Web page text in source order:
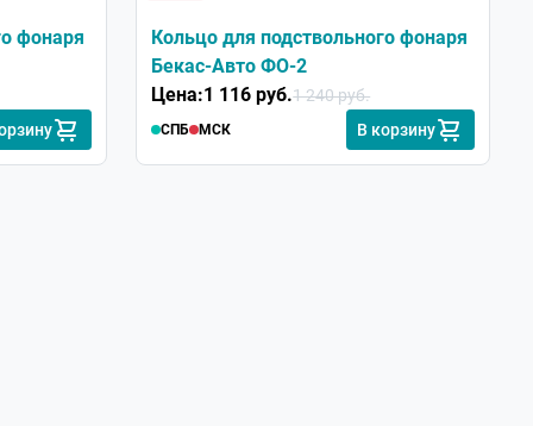
фонаря
Кольцо для подствольного фонаря
Бекас-Авто ФО-2
Цена:1 116 руб.1 240 руб.
СПБ МСК В корзину